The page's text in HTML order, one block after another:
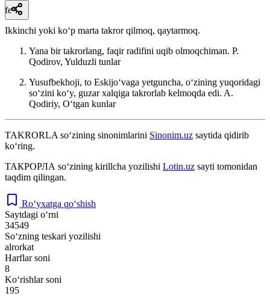
fe’l
Ikkinchi yoki koʻp marta takror qilmoq, qaytarmoq.
Yana bir takrorlang, faqir radifini uqib olmoqchiman. P.
Qodirov, Yulduzli tunlar
Yusufbekhoji, to Eskijoʻvaga yetguncha, oʻzining yuqoridagi
soʻzini koʻy, guzar xalqiga takrorlab kelmoqda edi. A.
Qodiriy, Oʻtgan kunlar
TAKRORLA so‘zining sinonimlarini Sinonim.uz saytida qidirib
ko‘ring.
ТАКРОРЛА so‘zining kirillcha yozilishi Lotin.uz sayti tomonidan
taqdim qilingan.
Ro‘yxatga qo‘shish
Saytdagi o‘rni
34549
So‘zning teskari yozilishi
alrorkat
Harflar soni
8
Ko‘rishlar soni
195